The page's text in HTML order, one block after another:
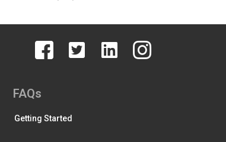
FAQs
Getting Started